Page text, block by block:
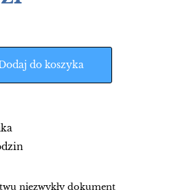
do koszyka
niezwykły dokument